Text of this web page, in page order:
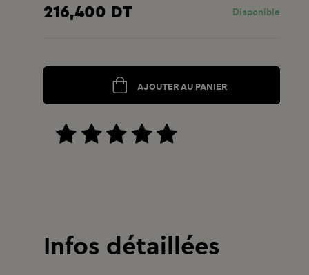
216,400 DT Disponible
AJOUTER AU PANIER
Infos détaillées